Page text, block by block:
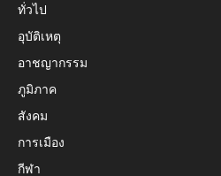
ทั่วไป
อุบัติเหตุ
อาชญากรรม
ภูมิภาค
สังคม
การเมือง
กีฬา